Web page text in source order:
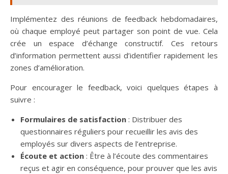
Implémentez des réunions de feedback hebdomadaires,
où chaque employé peut partager son point de vue. Cela
crée un espace d’échange constructif. Ces retours
d’information permettent aussi d’identifier rapidement les
zones d’amélioration.
Pour encourager le feedback, voici quelques étapes à
suivre :
Formulaires de satisfaction : Distribuer des
questionnaires réguliers pour recueillir les avis des
employés sur divers aspects de l’entreprise.
Écoute et action : Être à l’écoute des commentaires
reçus et agir en conséquence, pour prouver que les avis